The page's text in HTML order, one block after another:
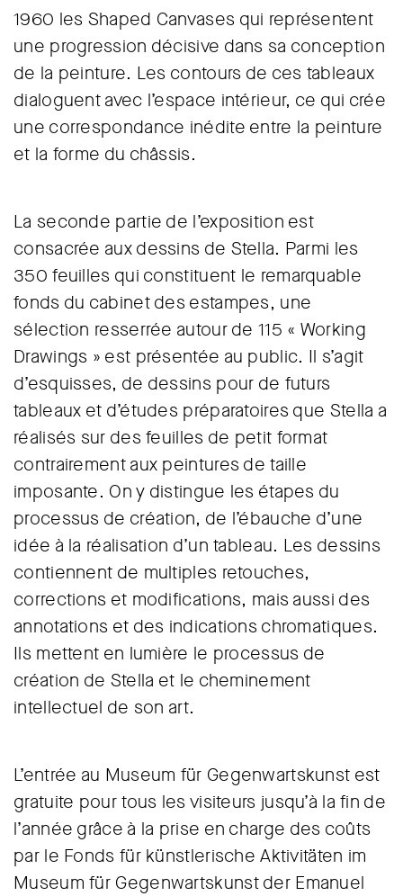
1960 les Shaped Canvases qui représentent
une progression décisive dans sa conception
de la peinture. Les contours de ces tableaux
dialoguent avec l’espace intérieur, ce qui crée
une correspondance inédite entre la peinture
et la forme du châssis.
La seconde partie de l’exposition est
consacrée aux dessins de Stella. Parmi les
350 feuilles qui constituent le remarquable
fonds du cabinet des estampes, une
sélection resserrée autour de 115 « Working
Drawings » est présentée au public. Il s’agit
d’esquisses, de dessins pour de futurs
tableaux et d’études préparatoires que Stella a
réalisés sur des feuilles de petit format
contrairement aux peintures de taille
imposante. On y distingue les étapes du
processus de création, de l’ébauche d’une
idée à la réalisation d’un tableau. Les dessins
contiennent de multiples retouches,
corrections et modifications, mais aussi des
annotations et des indications chromatiques.
Ils mettent en lumière le processus de
création de Stella et le cheminement
intellectuel de son art.
L’entrée au Museum für Gegenwartskunst est
gratuite pour tous les visiteurs jusqu’à la fin de
l’année grâce à la prise en charge des coûts
par le Fonds für künstlerische Aktivitäten im
Museum für Gegenwartskunst der Emanuel